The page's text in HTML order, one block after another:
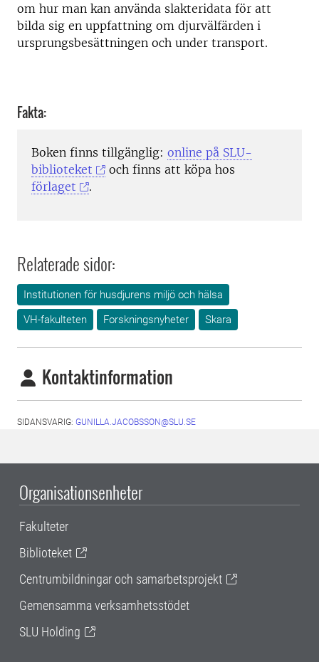
om hur man kan använda slakteridata för att
bilda sig en uppfattning om djurvälfärden i
ursprungsbesättningen och under transport.
Fakta:
Boken finns tillgänglig: online på SLU-
biblioteket
och finns att köpa hos
förlaget
.
Relaterade sidor:
Institutionen för husdjurens miljö och hälsa
VH-fakulteten
Forskningsnyheter Skara
Kontaktinformation
SIDANSVARIG: GUNILLA.JACOBSSON@SLU.SE
Organisationsenheter
Fakulteter
Biblioteket
Centrumbildningar och samarbetsprojekt
Gemensamma verksamhetsstödet
SLU Holding